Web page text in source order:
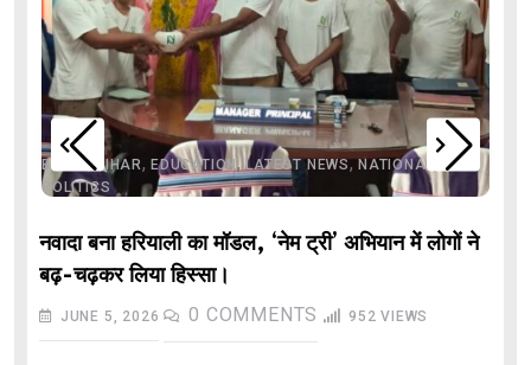
BIHAR,BIHAR, EDUCATION,LATEST NEWS,NATIONAL
POLITICS
नवादा बना हरियाली का मॉडल, ‘नेम ट्री’ अभियान में लोगों ने
बढ़-चढ़कर लिया हिस्सा।
JUNE 5, 2026 0 COMMENTS 952 VIEWS